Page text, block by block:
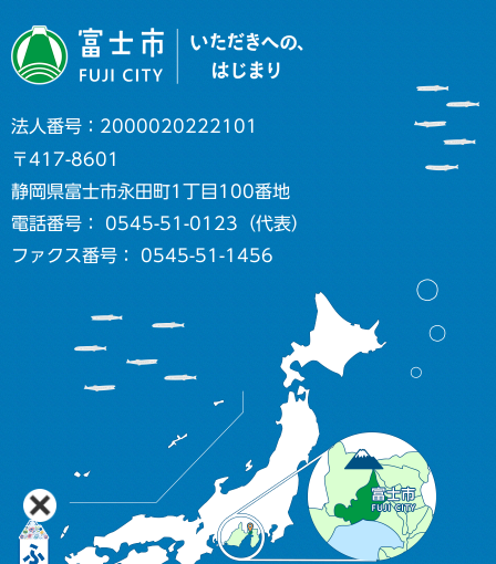
法人番号：2000020222101
〒417-8601
静岡県富士市永田町1丁目100番地
電話番号： 0545-51-0123（代表）
ファクス番号： 0545-51-1456